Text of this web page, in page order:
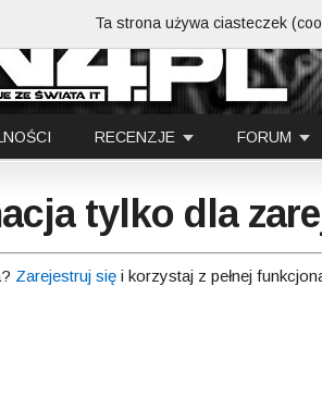
RECENZJE FORUM
tylko dla
Zarejestruj się i korzystaj z pełnej
Ta strona używa ciasteczek